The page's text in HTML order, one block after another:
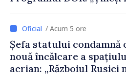
feriți de încercări și
doar astfel puteți reuși”
/ Acum 5 ore
Șefa statului condamnă
nouă încălcare a
aerian: „Războiul Rusiei